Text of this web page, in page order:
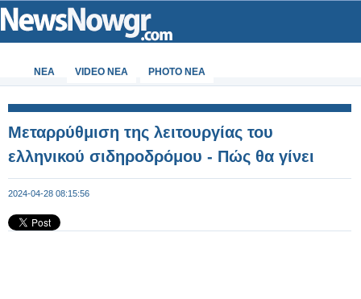
ΝΕΑ VIDEO NEA PHOTO NEA
Μεταρρύθμιση της λειτουργίας του
ελληνικού σιδηροδρόμου - Πώς θα γίνει
2024-04-28 08:15:56